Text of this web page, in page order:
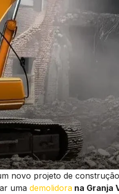
novo projeto de
uma demolidora na Granja